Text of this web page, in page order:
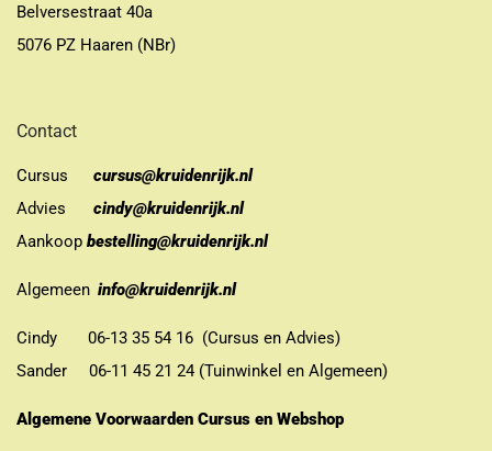
Belversestraat 40a
5076 PZ Haaren (NBr)
Contact
Cursus
cursus@kruidenrijk.nl
Advies
cindy@kruidenrijk.nl
Aankoop bestelling@kruidenrijk.nl
Algemeen info@kruidenrijk.nl
Cindy 06-13 35 54 16 (Cursus en Advies)
Sander 06-11 45 21 24 (Tuinwinkel en Algemeen)
Algemene Voorwaarden Cursus en Webshop